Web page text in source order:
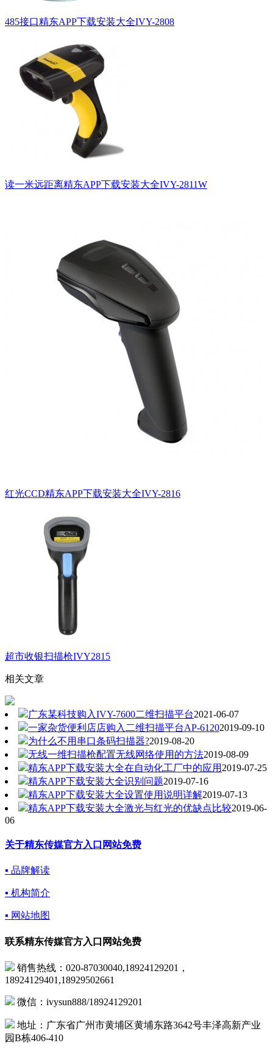
485接口精东APP下载安装大全IVY-2808
读一米远距离精东APP下载安装大全IVY-2811W
红光CCD精东APP下载安装大全IVY-2816
超市收银扫描枪IVY2815
相关文章
广东某科技购入IVY-7600二维扫描平台2021-06-07
一家杂货便利店店购入二维扫描平台AP-61202019-09-10
为什么不用串口条码扫描器?2019-08-20
无线一维扫描枪配置无线网络使用的方法2019-08-09
精东APP下载安装大全在自动化工厂中的应用 2019-07-25
精东APP下载安装大全识别问题2019-07-16
精东APP下载安装大全设置使用说明详解2019-07-13
精东APP下载安装大全激光与红光的优缺点比较2019-06-
06
关于精东传媒官方入口网站免费
▪ 品牌解读
▪ 机构简介
▪ 网站地图
联系精东传媒官方入口网站免费
销售热线：020-87030040,18924129201，
18924129401,18929502661
微信：ivysun888/18924129201
地址：广东省广州市黄埔区黄埔东路3642号丰泽高新产业
园B栋406-410